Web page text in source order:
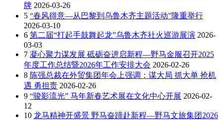
牌 2026-03-26
5 “春风得意—从巴黎到乌鲁木齐主题活动”隆重举行
2026-03-10
6 第二届“打起手鼓舞起龙”乌鲁木齐社火巡游展演 2026-
03-03
7 凝心聚力谋发展 砥砺奋进启新程—野马金服召开2025
年度工作总结暨2026年工作安排大会 2026-02-26
8 陈强总裁在外贸集团年会上强调：谋大局 抓大单 抢机
遇 勇担责 2026-02-26
9 “骏影流光” 马年新春艺术展在文化中心开展 2026-02-
12
10 龙马精神开盛景 野马奋蹄赴新程—野马文旅集团2026